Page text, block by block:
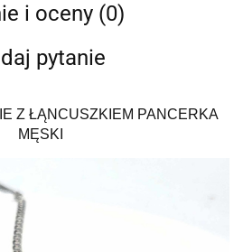
i oceny (0)
pytanie
Z ŁĄNCUSZKIEM PANCERKA
MĘSKI